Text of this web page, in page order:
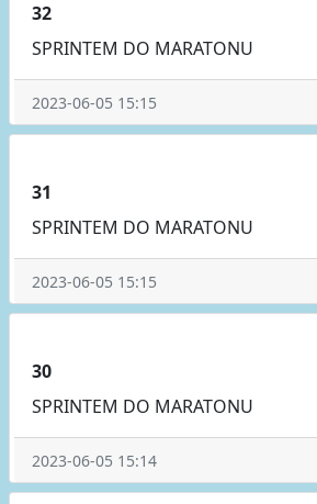
32
SPRINTEM DO MARATONU
2023-06-05 15:15
31
SPRINTEM DO MARATONU
2023-06-05 15:15
30
SPRINTEM DO MARATONU
2023-06-05 15:14